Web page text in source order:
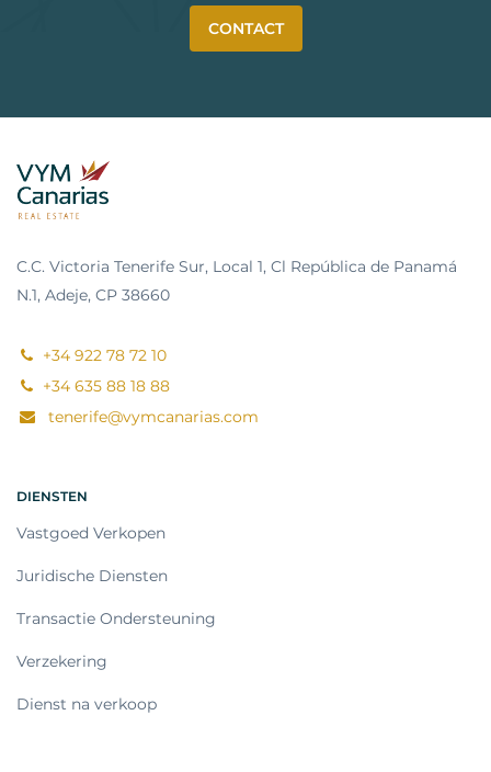
CONTACT
C.C. Victoria Tenerife Sur, Local 1, Cl República de Panamá
N.1, Adeje, CP 38660
+34 922 78 72 10
+34 635 88 18 88
tenerife@vymcanarias.com
DIENSTEN
Vastgoed Verkopen
Juridische Diensten
Transactie Ondersteuning
Verzekering
Dienst na verkoop